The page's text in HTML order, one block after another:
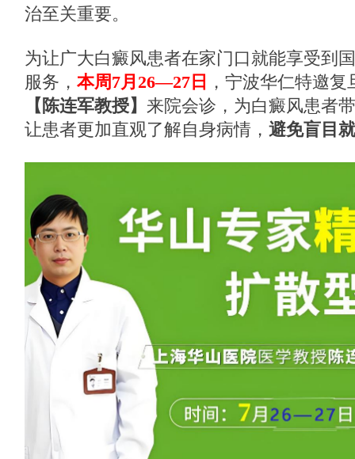
治至关重要。
为让广大白癜风患者在家门口就能享受到
服务， 本周7月26—27日 ，宁波华仁特邀
【陈连军教授】 来院会诊，为白癜风患者
让患者更加直观了解自身病情， 避免盲目